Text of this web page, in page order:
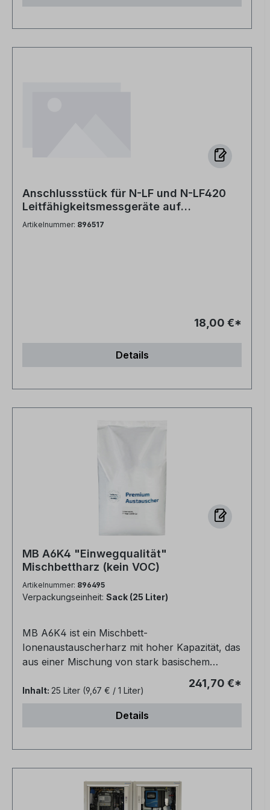
Anschlussstück für N-LF und N-LF420
Leitfähigkeitsmessgeräte auf
Mischbettpatronen PVC-Kopf mit
Artikelnummer: 896517
18,00 €*
Details
MB A6K4 "Einwegqualität"
Mischbettharz (kein VOC)
Artikelnummer: 896495
Verpackungseinheit: Sack (25 Liter)
MB A6K4 ist ein Mischbett-
Ionenaustauscherharz mit hoher Kapazität, das
aus einer Mischung von stark basischem
Kationenharzes zur direkten Wasserreinigung
besteht.Die Leitfähigkeit liegt bei etwa 0,06
µm/cm.Geeignet für die Verwendung in nicht-
mit hoher Effizienz bei der Entfernung von
Liter SäckePolymermatrix: mit DVB vernetztes
GelpolystyrolIonische Form, wie geliefert: H+ /
Inhalt: 25 Liter (9,67 € / 1 Liter)
241,70 €*
Details